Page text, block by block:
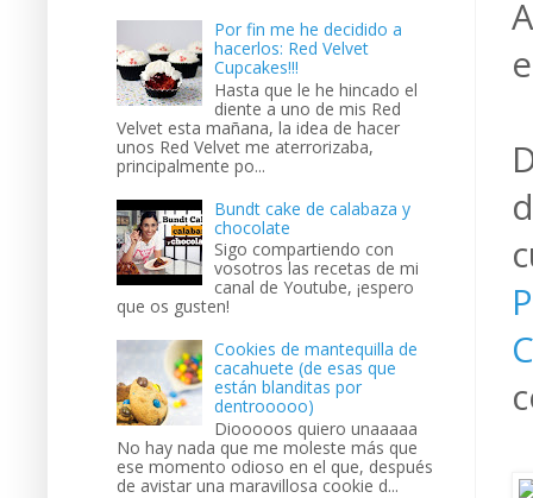
Por fin me he decidido a
hacerlos: Red Velvet
Cupcakes!!!
Hasta que le he hincado el
diente a uno de mis Red
Velvet esta mañana, la idea de hacer
unos Red Velvet me aterrorizaba,
principalmente po...
Bundt cake de calabaza y
chocolate
Sigo compartiendo con
vosotros las recetas de mi
canal de Youtube, ¡espero
que os gusten!
Cookies de mantequilla de
cacahuete (de esas que
están blanditas por
dentrooooo)
Diooooos quiero unaaaaa
No hay nada que me moleste más que
ese momento odioso en el que, después
de avistar una maravillosa cookie d...